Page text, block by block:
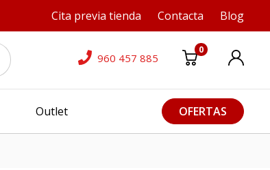
Cita previa tienda Contacta Blog
960 457 885
0
Outlet OFERTAS